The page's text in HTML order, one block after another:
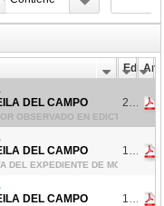
Edicto
DEL CAMPO
OBSERVADO EN EDICTO
2058-2026
DEL CAMPO
DEL EXPEDIENTE DE
1876-2026
DEL CAMPO
1703-2026